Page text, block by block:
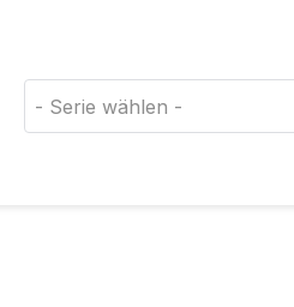
- Serie wählen -